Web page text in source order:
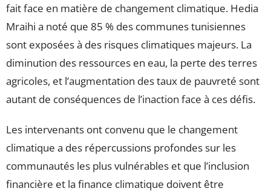
fait face en matière de changement climatique. Hedia
Mraihi a noté que 85 % des communes tunisiennes
sont exposées à des risques climatiques majeurs. La
diminution des ressources en eau, la perte des terres
agricoles, et l’augmentation des taux de pauvreté sont
autant de conséquences de l’inaction face à ces défis.
Les intervenants ont convenu que le changement
climatique a des répercussions profondes sur les
communautés les plus vulnérables et que l’inclusion
financière et la finance climatique doivent être